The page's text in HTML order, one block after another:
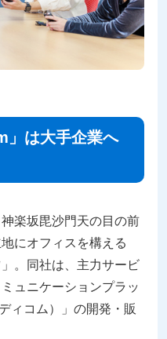
」は大手企業へ
楽坂毘沙門天の目の前
にオフィスを構える
。同社は、主力サービ
ュニケーションプラッ
ィコム）」の開発・販